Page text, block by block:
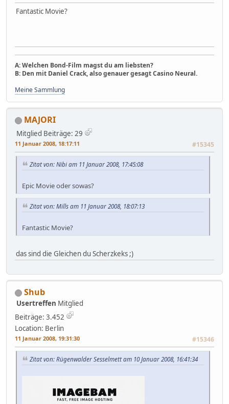
Fantastic Movie?
A: Welchen Bond-Film magst du am liebsten?
B: Den mit Daniel Crack, also genauer gesagt Casino Neural.
Meine Sammlung
MAJORI
Mitglied Beiträge: 29
11 Januar 2008, 18:17:11 #15345
Zitat von: Nibi am 11 Januar 2008, 17:45:08
Epic Movie oder sowas?
Zitat von: Mills am 11 Januar 2008, 18:07:13
Fantastic Movie?
das sind die Gleichen du Scherzkeks ;)
Shub
Usertreffen Mitglied
Beiträge: 3.452
Location: Berlin
11 Januar 2008, 19:31:30 #15346
Zitat von: Rügenwalder Sesselmett am 10 Januar 2008, 16:41:34